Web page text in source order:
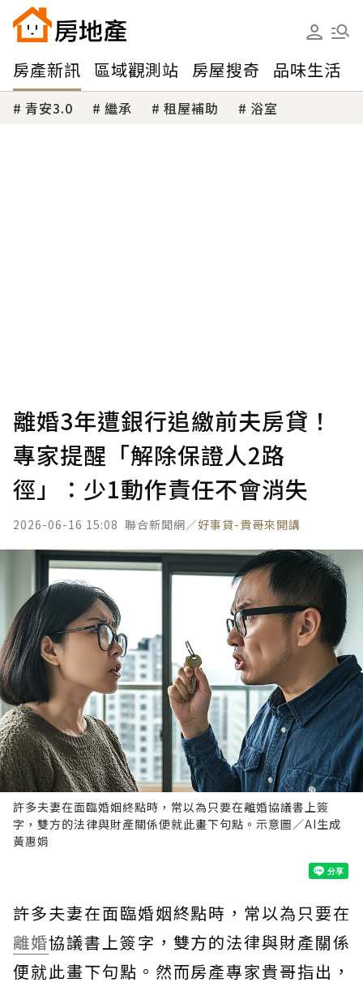
房產新訊 區域觀測站 房屋搜奇 品味生活
青安3.0 繼承 租屋補助 浴室
離婚3年遭銀行追繳前夫房貸！
專家提醒「解除保證人2路
徑」：少1動作責任不會消失
2026-06-16 15:08 聯合新聞網／好事貸-貴哥來開講
許多夫妻在面臨婚姻終點時，常以為只要在離婚協議書上簽
字，雙方的法律與財產關係便就此畫下句點。示意圖／AI生成
黃惠娟
許多夫妻在面臨婚姻終點時，常以為只要在
離婚協議書上簽字，雙方的法律與財產關係
便就此畫下句點。然而房產專家貴哥指出，